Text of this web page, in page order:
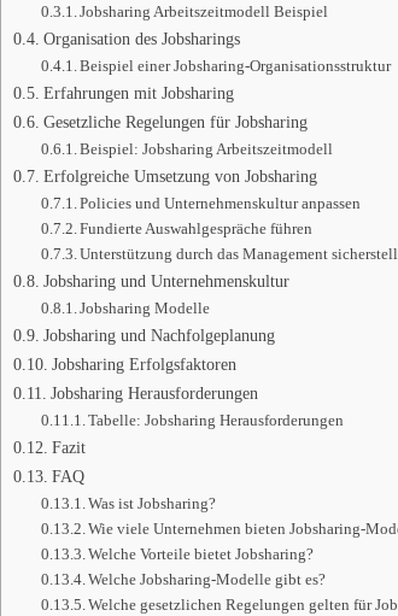
Jobsharing Arbeitszeitmodell Beispiel
Organisation des Jobsharings
Beispiel einer Jobsharing-Organisationsstruktur
Erfahrungen mit Jobsharing
Gesetzliche Regelungen für Jobsharing
Beispiel: Jobsharing Arbeitszeitmodell
Erfolgreiche Umsetzung von Jobsharing
Policies und Unternehmenskultur anpassen
Fundierte Auswahlgespräche führen
Unterstützung durch das Management
Jobsharing und Unternehmenskultur
Jobsharing Modelle
Jobsharing und Nachfolgeplanung
Jobsharing Erfolgsfaktoren
Jobsharing Herausforderungen
Tabelle: Jobsharing Herausforderungen
Fazit
FAQ
Was ist Jobsharing?
Wie viele Unternehmen bieten Jobsharing-
Welche Vorteile bietet Jobsharing?
Welche Jobsharing-Modelle gibt es?
Welche gesetzlichen Regelungen gelten für